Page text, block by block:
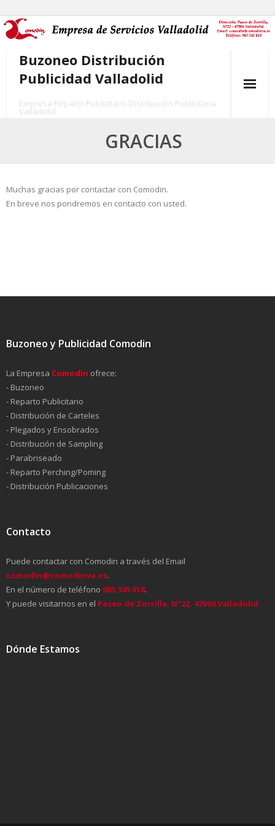
Skip
to
Buzoneo Distribución
Publicidad Valladolid
Empresa Reparto Publicitario Distribución Publicitaria
Valladolid
Cómo Funcionamos
Nuestros Servicios
- Distribución de Sampling
- Parabriseado
- Reparto Perching/Poming
- Distribución Publicaciones
Solicitar Servicios
Preguntas Frecuentes
Promociones
- Noticias Buzoneo Publicidad
GRACIAS
Muchas gracias por contactar con Comodin.
En breve nos pondremos en contacto con usted.
Buzoneo y Publicidad Comodin
La Empresa Comodin ofrece:
- Buzoneo
- Reparto Publicitario
- Distribución de Carteles
- Plegados y Ensobrados
- Distribución de Sampling
- Parabriseado
- Reparto Perching/Poming
- Distribución Publicaciones
Contacto
Puede contactar con Comodin a través del Email
comodin@comodinva.es.
En el número de teléfono 983 345 018.
Y puede visitarnos en el Paseo de Zorrilla, Nº22. 47006 Valladolid
Dónde Estamos